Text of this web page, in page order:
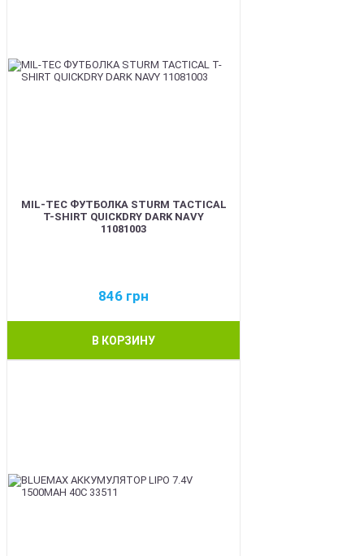
MIL-TEC ФУТБОЛКА STURM TACTICAL
T-SHIRT QUICKDRY DARK NAVY
11081003
846 грн
В КОРЗИНУ